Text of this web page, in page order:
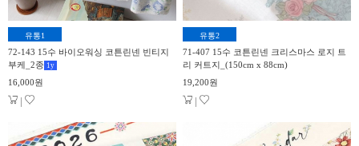
유통1
72-143 15수 바이오워싱 코튼린넨 빈티지
부케_2종 1 y
16,000원
|
유통2
71-407 15수 코튼린넨 크리스마스 로지 트
리 커트지_(150cm x 88cm)
19,200원
|